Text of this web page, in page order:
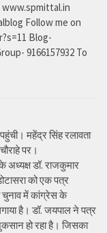
www.spmittal.in
Follow me on
Blog-
9166157932 To
महेंद्र सिंह रलावता
पर।
डॉ. राजकुमार
को एक पत्र
चुनाव में कांग्रेस के
है। डॉ. जयपाल ने पत्र
हो रहा है। जिसका